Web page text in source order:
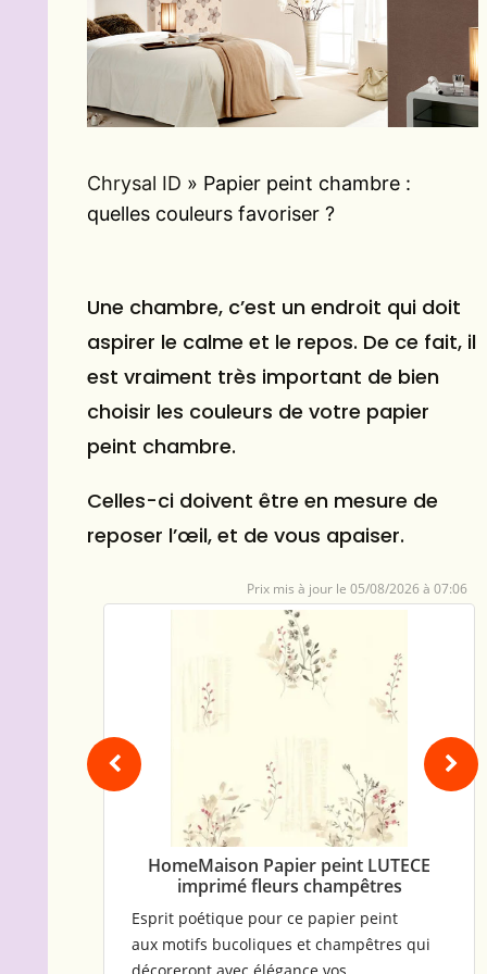
Chrysal ID » Papier peint chambre :
quelles couleurs favoriser ?
Une chambre, c’est un endroit qui doit
aspirer le calme et le repos. De ce fait, il
est vraiment très important de bien
choisir les couleurs de votre papier
peint chambre.
Celles-ci doivent être en mesure de
reposer l’œil, et de vous apaiser.
05/08/2026 à 07:06
HomeMaison Papier peint LUTECE
imprimé fleurs champêtres
Esprit poétique pour ce papier peint
aux motifs bucoliques et champêtres qui